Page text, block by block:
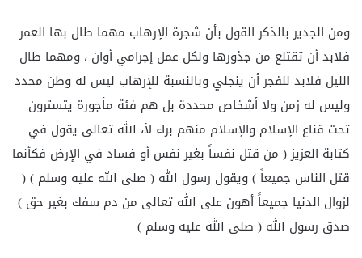
ومن الجدير بالذكر القول بأن شجرة الإرهاب مهما طال بها العمر
فلابد أن تقتلع من جذورها ولكل عمل إجرامي أوان ، ومهما طال
الليل فلابد للفجر أن ينجلي وبالنسبة للإرهاب ليس له وطن محدد
وليس له زمن ولا أشخاص محددة بل هم فئة مأجورة يتسترون
تحت قناع الإسلام والإسلام منهم براء لأ، الله تعالى يقول في
كتابة العزيز ( من قتل نفساً بغير نفس أو فساد في الإرض فكأنما
قتل الناس جميعاً ) ويقول رسول الله ( صلى الله عليه وسلم ) (
لزوال الدنيا جميعاً أهون على الله تعالى من دم سفك بغير حق )
صدق رسول الله ( صلى الله عليه وسلم )